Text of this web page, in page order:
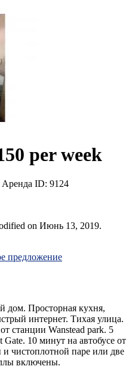
per week
Аренда ID: 9124
on Июнь 13, 2019.
предложение
дом. Просторная кухня,
интернет. Тихая улица.
станции Wanstead park. 5
10 минут на автобусе от
и чистоплотной паре или две
включены.